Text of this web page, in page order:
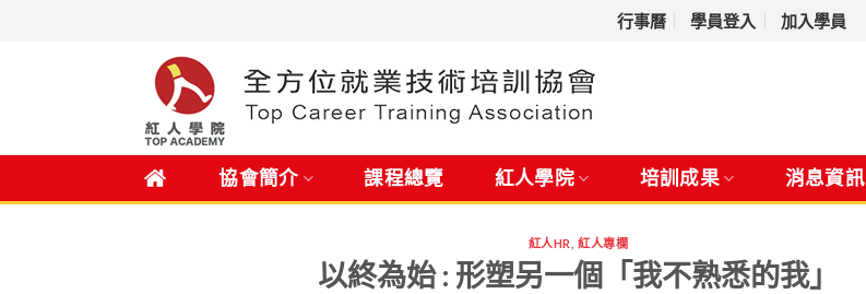
行事曆 學員登入 加入學員
. 協會簡介 課程總覽 紅人學院 培訓成果 消息資訊
紅人HR ,紅人專欄
以終為始 : 形塑另一個「我不熟悉的我」